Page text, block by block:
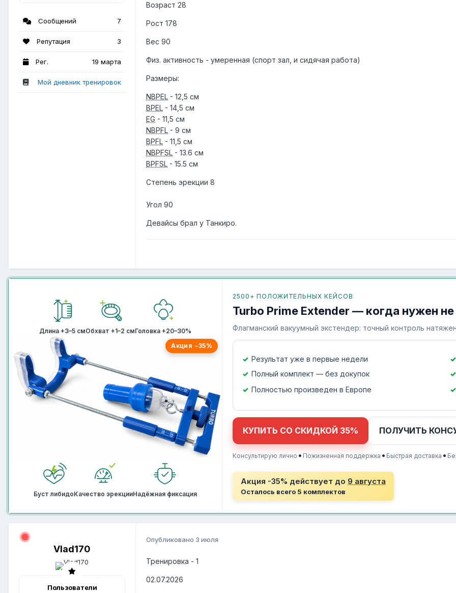
Сообщений 7
Репутация 3
Рег. 19 марта
Мой дневник тренировок
Возраст 28
Рост 178
Вес 90
Физ. активность - умеренная (спорт зал, и сидячая работа)
Размеры:
NBPEL - 12,5 см
BPEL - 14,5 см
EG - 11,5 см
NBPFL - 9 см
BPFL - 11,5 см
NBPFSL - 13.6 см
BPFSL - 15.5 см
Степень эрекции 8
Угол 90
Девайсы брал у Танкиро.
Длина +3–5 смОбхват +1–2 смГоловка +20–30%
Акция −35%
Буст либидоКачество эрекцииНадёжная фиксация
2500+ ПОЛОЖИТЕЛЬНЫХ КЕЙСОВ
Turbo Prime Extender — когда нужен
Флагманский вакуумный экстендер: точный контроль
Результат уже в первые недели
Полный комплект — без докупок
Полностью произведен в Европе
КУПИТЬ СО СКИДКОЙ 35% ПОЛУЧИТЬ
Консультирую лично • Пожизненная поддержка • Быстрая доставка •
Акция -35% действует до 9 августа
Осталось всего 5 комплектов
Vlad170
Пользователи
Опубликовано 3 июля
Тренировка - 1
02.07.2026